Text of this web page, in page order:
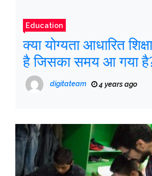
Education
क्या योग्यता आधारित
है जिसका समय आ गया
digitateam 4 years ago